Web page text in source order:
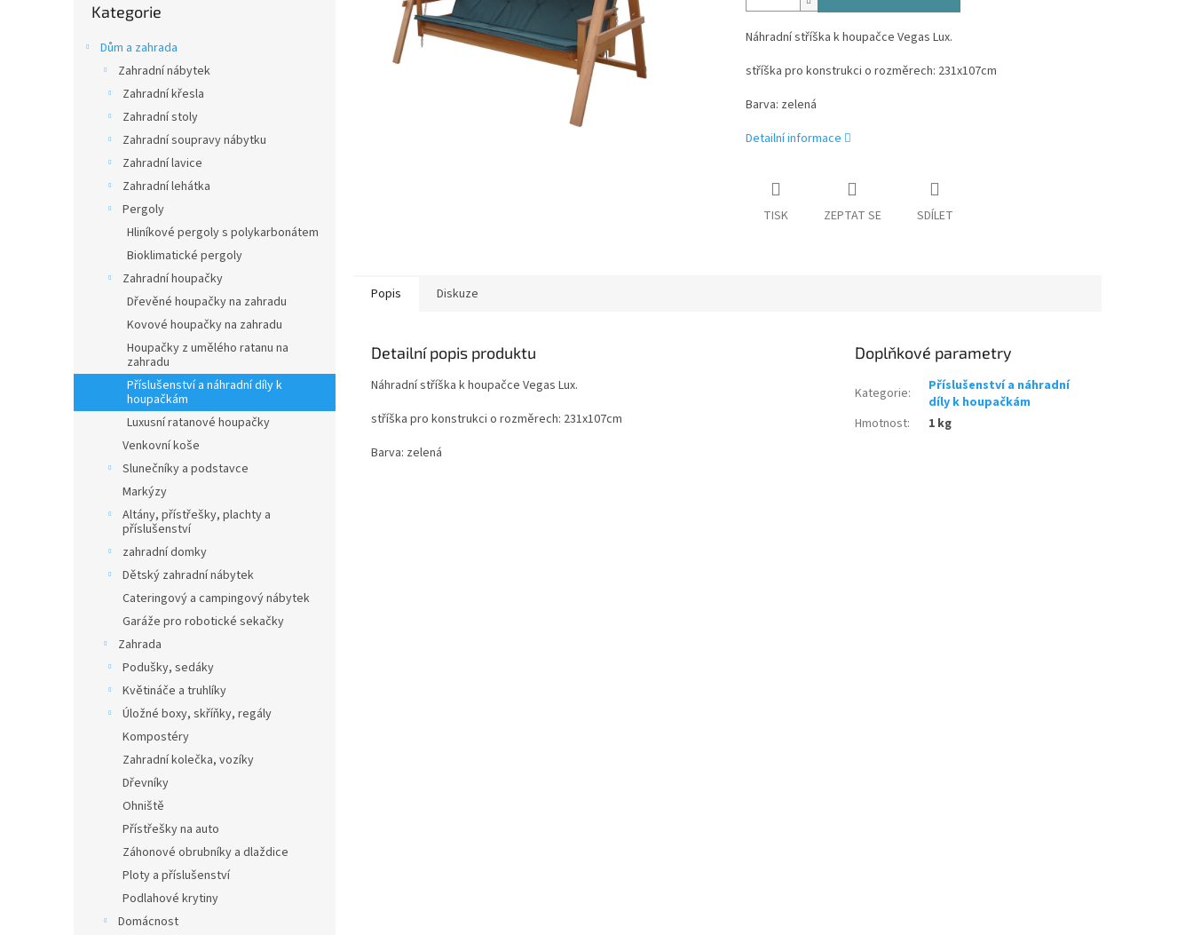
kategorie
Kategorie
Dům a zahrada
Zahradní nábytek
Zahradní křesla
Zahradní stoly
Zahradní soupravy nábytku
Zahradní lavice
Zahradní lehátka
Pergoly
Hliníkové pergoly s polykarbonátem
Bioklimatické pergoly
Zahradní houpačky
Dřevěné houpačky na zahradu
Kovové houpačky na zahradu
Houpačky z umělého ratanu na
zahradu
Příslušenství a náhradní díly k
houpačkám
Luxusní ratanové houpačky
Venkovní koše
Slunečníky a podstavce
Markýzy
Altány, přístřešky, plachty a
příslušenství
zahradní domky
Dětský zahradní nábytek
Cateringový a campingový nábytek
Garáže pro robotické sekačky
Zahrada
Podušky, sedáky
Květináče a truhlíky
Úložné boxy, skříňky, regály
Kompostéry
Zahradní kolečka, vozíky
Dřevníky
Ohniště
Přístřešky na auto
Záhonové obrubníky a dlaždice
Ploty a příslušenství
Podlahové krytiny
Domácnost
Náhradní stříška k houpačce Vegas Lux.
stříška pro konstrukci o rozměrech: 231x107cm
Barva: zelená
Detailní informace
TISK ZEPTAT SE SDÍLET
Popis Diskuze
Detailní popis produktu
Náhradní stříška k houpačce Vegas Lux.
stříška pro konstrukci o rozměrech: 231x107cm
Barva: zelená
Doplňkové parametry
Kategorie:
Příslušenství a náhradní
díly k houpačkám
Hmotnost: 1 kg